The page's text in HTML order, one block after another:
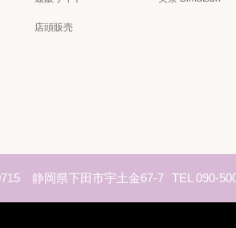
店頭販売
静岡県下田市宇土金67-7 TEL 090-